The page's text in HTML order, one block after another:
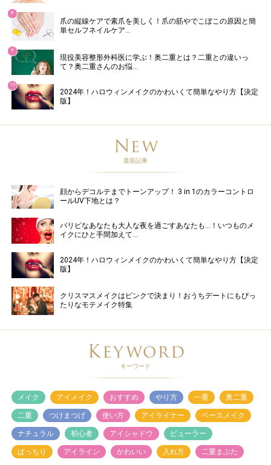
8
爪の縦線ケアで素爪を美しく！爪の筋やでこぼこの原因と簡
単セルフネイルケア…
9
現役美容整形外科医に学ぶ！奥二重とは？二重との違いっ
て？奥二重さんのお悩…
10
2024年！ハロウィンメイクのかわいくて簡単なやり方【決定
版】
最新記事
顔からデコルテまでトーンアップ！ 3 in 1のカラーコントロ
ールUV下地とは？
パリピなあなたも大人な夜を過ごすあなたも…！いつものメ
イクにひと手間加えて…
2024年！ハロウィンメイクのかわいくて簡単なやり方【決定
版】
クリスマスメイクはピンクで決まり！おうちデートにもぴっ
たりなモテメイク特集
キーワード
メイク アイメイク おすすめ やり方 一重 奥二重
二重 つけまつげ 使い方 アイライナー ベースメイク
ナチュラル 初心者 アイシャドウ ビューラー
ぱっちり アイライン かわいい 入れ方 二重まぶた